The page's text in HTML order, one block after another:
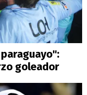
goleador